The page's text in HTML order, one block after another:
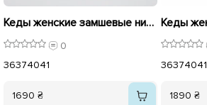
Кеды женские замшевые низкие на меху 593596 Коричневые
0
36374041
1690 ₴
36374041
1890 ₴